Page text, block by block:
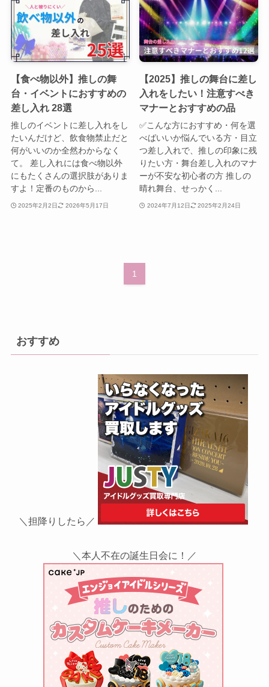
【食べ物以外】推しの舞
台・イベントにおすすめの
差し入れ 28選
推しのイベントに差し入れをし
たいんだけど、飲食物禁止だと
何がいいのか全然わからなく
て。 差し入れには食べ物以外
にもたくさんの選択肢がありま
すよ！定番のものから...
2025年2月2日 2026年5月17日
【2025】推しの舞台に差し
入れをしたい！注意すべき
マナーとおすすめの品
✅こんな方におすすめ・何を選
べばいいか悩んでいる方・目立
つ差し入れで、推しの印象に残
りたい方・舞台差し入れのマナ
ーが不安な初心者の方 推しの
晴れ舞台、せっかく...
2024年7月12日 2025年2月24日
1
おすすめ
＼担降りしたら／
＼本人不在の誕生日会に！／